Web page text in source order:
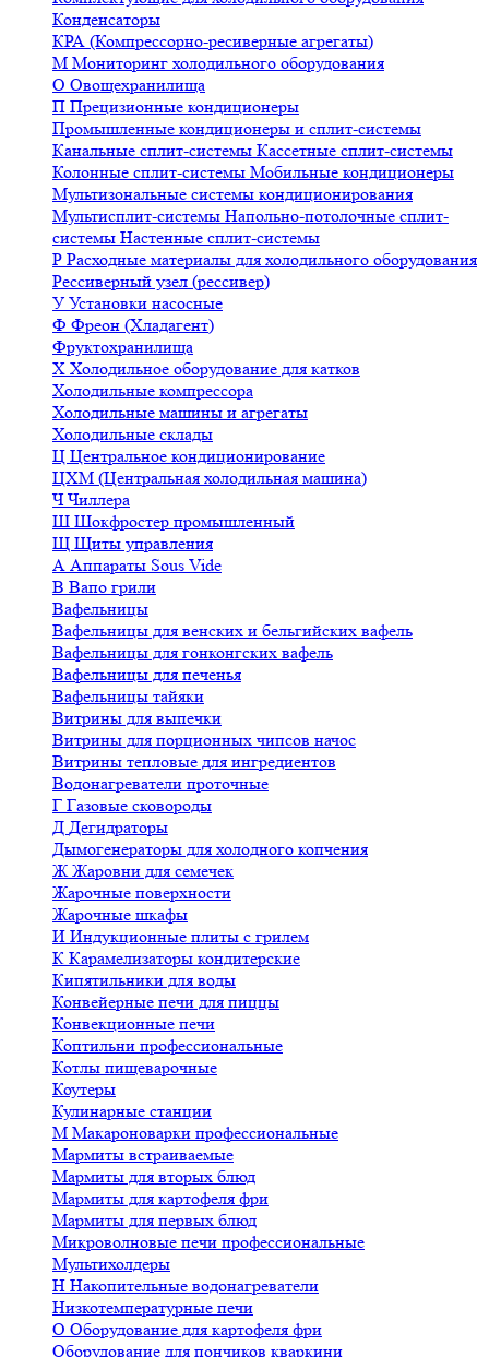
Конденсаторы
КРА (Компрессорно-ресиверные агрегаты)
М Мониторинг холодильного оборудования
О Овощехранилища
П Прецизионные кондиционеры
Промышленные кондиционеры и сплит-системы
Канальные сплит-системы Кассетные сплит-системы
Колонные сплит-системы Мобильные кондиционеры
Мультизональные системы кондиционирования
Мультисплит-системы Напольно-потолочные сплит-
системы Настенные сплит-системы
Р Расходные материалы для холодильного оборудования
Рессиверный узел (рессивер)
У Установки насосные
Ф Фреон (Хладагент)
Фруктохранилища
Х Холодильное оборудование для катков
Холодильные компрессора
Холодильные машины и агрегаты
Холодильные склады
Ц Центральное кондиционирование
ЦХМ (Центральная холодильная машина)
ЧЧиллера
Ш Шокфростер промышленный
Щ Щиты управления
А Аппараты Sous Vide
В Вапо грили
Вафельницы
Вафельницы для венских и бельгийских вафель
Вафельницы для гонконгских вафель
Вафельницы для печенья
Вафельницы тайяки
Витрины для выпечки
Витрины для порционных чипсов начос
Витрины тепловые для ингредиентов
Водонагреватели проточные
Г Газовые сковороды
Д Дегидраторы
Дымогенераторы для холодного копчения
ЖЖаровни для семечек
Жарочные поверхности
Жарочные шкафы
И Индукционные плиты с грилем
К Карамелизаторы кондитерские
Кипятильники для воды
Конвейерные печи для пиццы
Конвекционные печи
Коптильни профессиональные
Котлы пищеварочные
Коутеры
Кулинарные станции
М Макароноварки профессиональные
Мармиты встраиваемые
Мармиты для вторых блюд
Мармиты для картофеля фри
Мармиты для первых блюд
Микроволновые печи профессиональные
Мультихолдеры
Н Накопительные водонагреватели
Низкотемпературные печи
О Оборудование для картофеля фри
Оборудование для пончиков кваркини